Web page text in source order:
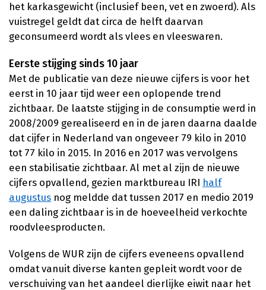
het karkasgewicht (inclusief been, vet en zwoerd). Als
vuistregel geldt dat circa de helft daarvan
geconsumeerd wordt als vlees en vleeswaren.
Eerste stijging sinds 10 jaar
Met de publicatie van deze nieuwe cijfers is voor het
eerst in 10 jaar tijd weer een oplopende trend
zichtbaar. De laatste stijging in de consumptie werd in
2008/2009 gerealiseerd en in de jaren daarna daalde
dat cijfer in Nederland van ongeveer 79 kilo in 2010
tot 77 kilo in 2015. In 2016 en 2017 was vervolgens
een stabilisatie zichtbaar. Al met al zijn de nieuwe
cijfers opvallend, gezien marktbureau IRI half
augustus nog meldde dat tussen 2017 en medio 2019
een daling zichtbaar is in de hoeveelheid verkochte
roodvleesproducten.
Volgens de WUR zijn de cijfers eveneens opvallend
omdat vanuit diverse kanten gepleit wordt voor de
verschuiving van het aandeel dierlijke eiwit naar het